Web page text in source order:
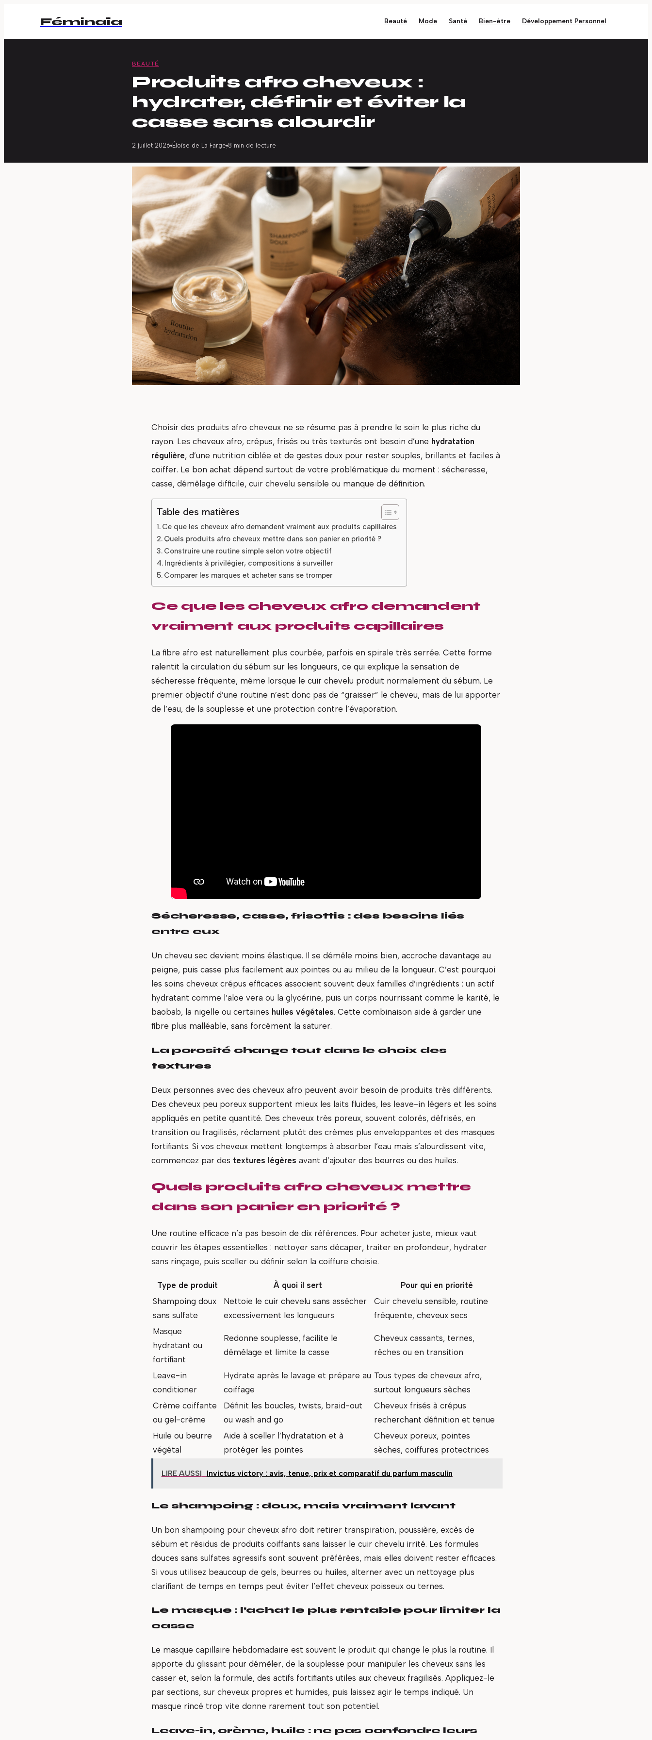
Féminaïa Beauté Mode Santé Bien-être Développement Personnel
BEAUTÉ
Produits afro cheveux :
hydrater, définir et éviter la
casse sans alourdir
2 juillet 2026· Éloïse de La Farge·8 min de lecture
Choisir des produits afro cheveux ne se résume pas à prendre le soin le plus riche du
rayon. Les cheveux afro, crépus, frisés ou très texturés ont besoin d’une hydratation
régulière, d’une nutrition ciblée et de gestes doux pour rester souples, brillants et faciles à
coiffer. Le bon achat dépend surtout de votre problématique du moment : sécheresse,
casse, démêlage difficile, cuir chevelu sensible ou manque de définition.
Table des matières
Ce que les cheveux afro demandent vraiment aux produits capillaires
Quels produits afro cheveux mettre dans son panier en priorité ?
Construire une routine simple selon votre objectif
Ingrédients à privilégier, compositions à surveiller
Comparer les marques et acheter sans se tromper
Ce que les cheveux afro demandent
vraiment aux produits capillaires
La fibre afro est naturellement plus courbée, parfois en spirale très serrée. Cette forme
ralentit la circulation du sébum sur les longueurs, ce qui explique la sensation de
sécheresse fréquente, même lorsque le cuir chevelu produit normalement du sébum. Le
premier objectif d’une routine n’est donc pas de “graisser” le cheveu, mais de lui apporter
de l’eau, de la souplesse et une protection contre l’évaporation.
Sécheresse, casse, frisottis : des besoins liés
entre eux
Un cheveu sec devient moins élastique. Il se démêle moins bien, accroche davantage au
peigne, puis casse plus facilement aux pointes ou au milieu de la longueur. C’est pourquoi
les soins cheveux crépus efficaces associent souvent deux familles d’ingrédients : un actif
hydratant comme l’aloe vera ou la glycérine, puis un corps nourrissant comme le karité, le
baobab, la nigelle ou certaines huiles végétales. Cette combinaison aide à garder une
fibre plus malléable, sans forcément la saturer.
La porosité change tout dans le choix des
textures
Deux personnes avec des cheveux afro peuvent avoir besoin de produits très différents.
Des cheveux peu poreux supportent mieux les laits fluides, les leave-in légers et les soins
appliqués en petite quantité. Des cheveux très poreux, souvent colorés, défrisés, en
transition ou fragilisés, réclament plutôt des crèmes plus enveloppantes et des masques
fortifiants. Si vos cheveux mettent longtemps à absorber l’eau mais s’alourdissent vite,
commencez par des textures légères avant d’ajouter des beurres ou des huiles.
Quels produits afro cheveux mettre
dans son panier en priorité ?
Une routine efficace n’a pas besoin de dix références. Pour acheter juste, mieux vaut
couvrir les étapes essentielles : nettoyer sans décaper, traiter en profondeur, hydrater
sans rinçage, puis sceller ou définir selon la coiffure choisie.
Type de produit À quoi il sert
Pour qui en priorité
Shampoing doux
sans sulfate
Nettoie le cuir chevelu sans assécher
excessivement les longueurs
Cuir chevelu sensible, routine
fréquente, cheveux secs
Masque
hydratant ou
fortifiant
Redonne souplesse, facilite le
démêlage et limite la casse
Cheveux cassants, ternes,
rêches ou en transition
Leave-in
conditioner
Hydrate après le lavage et prépare au
coiffage
Tous types de cheveux afro,
surtout longueurs sèches
Crème coiffante
ou gel-crème
Définit les boucles, twists, braid-out
ou wash and go
Cheveux frisés à crépus
recherchant définition et tenue
Huile ou beurre
végétal
Aide à sceller l’hydratation et à
protéger les pointes
Cheveux poreux, pointes
sèches, coiffures protectrices
LIRE AUSSI Invictus victory : avis, tenue, prix et comparatif du parfum masculin
Le shampoing : doux, mais vraiment lavant
Un bon shampoing pour cheveux afro doit retirer transpiration, poussière, excès de
sébum et résidus de produits coiffants sans laisser le cuir chevelu irrité. Les formules
douces sans sulfates agressifs sont souvent préférées, mais elles doivent rester efficaces.
Si vous utilisez beaucoup de gels, beurres ou huiles, alterner avec un nettoyage plus
clarifiant de temps en temps peut éviter l’effet cheveux poisseux ou ternes.
Le masque : l’achat le plus rentable pour limiter la
casse
Le masque capillaire hebdomadaire est souvent le produit qui change le plus la routine. Il
apporte du glissant pour démêler, de la souplesse pour manipuler les cheveux sans les
casser et, selon la formule, des actifs fortifiants utiles aux cheveux fragilisés. Appliquez-le
par sections, sur cheveux propres et humides, puis laissez agir le temps indiqué. Un
masque rincé trop vite donne rarement tout son potentiel.
Leave-in, crème, huile : ne pas confondre leurs